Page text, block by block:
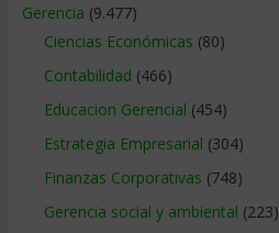
Gerencia (9.477)
Ciencias Económicas (80)
Contabilidad (466)
Educacion Gerencial (454)
Estrategia Empresarial (304)
Finanzas Corporativas (748)
Gerencia social y ambiental (223)